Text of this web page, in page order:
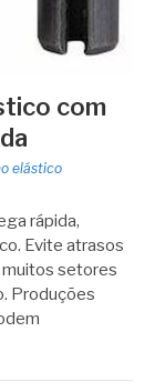
com
elástico
rápida,
Evite atrasos
muitos setores
Produções